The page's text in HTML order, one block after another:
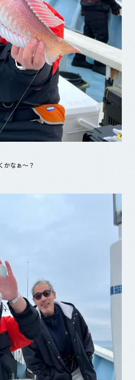
かなぁ〜？